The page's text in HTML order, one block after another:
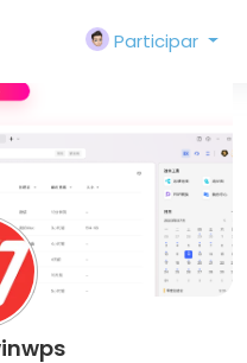
Participar